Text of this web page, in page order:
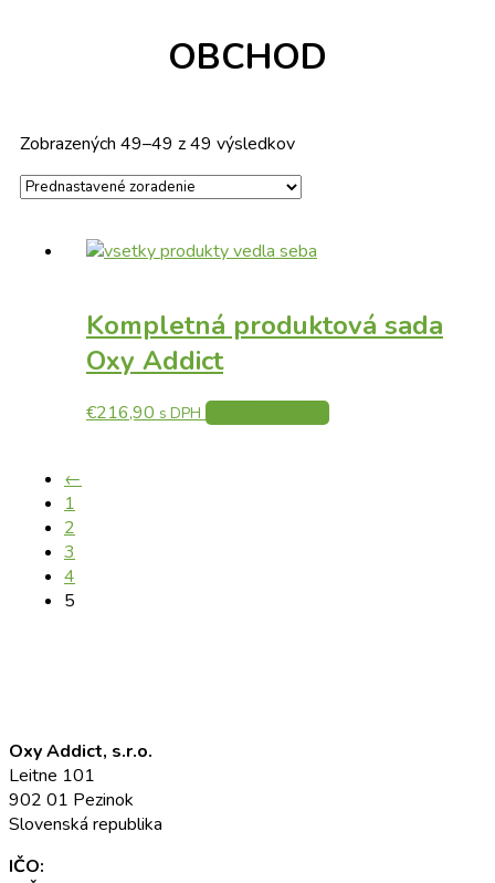
OBCHOD
Zobrazených 49–49 z 49 výsledkov
Kompletná produktová sada
Oxy Addict
€216,90 s DPH Pridať do košíka
←
1
2
3
4
5
Oxy Addict, s.r.o.
Leitne 101
902 01 Pezinok
Slovenská republika
IČO: